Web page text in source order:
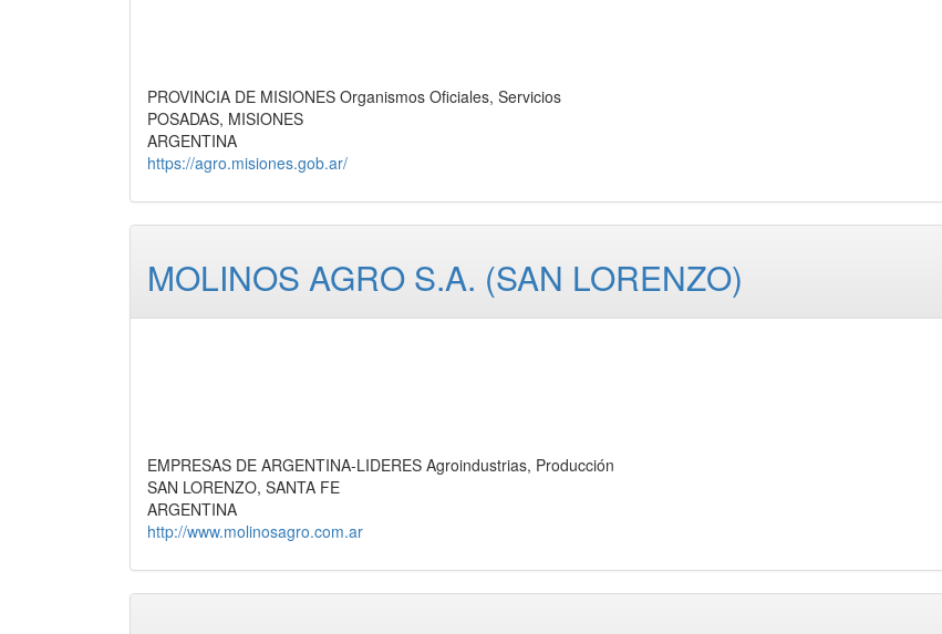
PROVINCIA DE MISIONES Organismos Oficiales, Servicios
POSADAS, MISIONES
ARGENTINA
https://agro.misiones.gob.ar/
MOLINOS AGRO S.A. (SAN LORENZO)
EMPRESAS DE ARGENTINA-LIDERES Agroindustrias, Producción
SAN LORENZO, SANTA FE
ARGENTINA
http://www.molinosagro.com.ar